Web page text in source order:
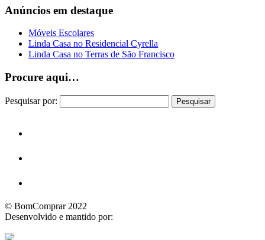
Anúncios em destaque
Móveis Escolares
Linda Casa no Residencial Cyrella
Linda Casa no Terras de São Francisco
Procure aqui…
Pesquisar por:
© BomComprar 2022
Desenvolvido e mantido por: